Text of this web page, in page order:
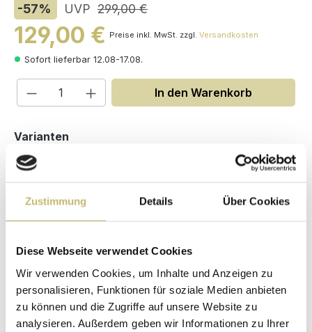
Zustimmung Details Über Cookies
Diese Webseite verwendet Cookies
Wir verwenden Cookies, um Inhalte und Anzeigen zu
personalisieren, Funktionen für soziale Medien anbieten
zu können und die Zugriffe auf unsere Website zu
analysieren. Außerdem geben wir Informationen zu Ihrer
-57% UVP 299,00 €
129,00 € Preise inkl. MwSt. zzgl. Versandkosten
Sofort lieferbar 12.08-17.08.
Produkt Anzahl: Gib den
In den Warenkorb
Varianten
Maße (H/B/T): 188 / 60 / 36.1 cm
Hochwertige
Materialien
Herstellerpreis
ohne
Zwischenhändler
Kundenbetreuung
mit bester
Gut verpackt für
beschädigungsfreie